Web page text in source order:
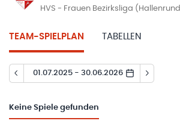
HVS - Frauen Bezirksliga
TEAM-SPIELPLAN TABELLEN
01.07.2025 - 30.06.2026
Keine Spiele gefunden